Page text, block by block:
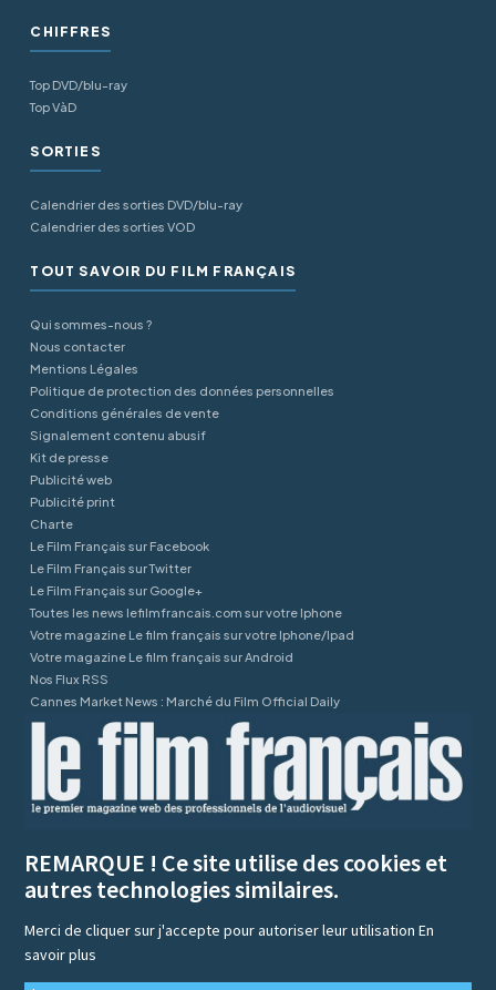
CHIFFRES
Top DVD/blu-ray
Top VàD
SORTIES
Calendrier des sorties DVD/blu-ray
Calendrier des sorties VOD
TOUT SAVOIR DU FILM FRANÇAIS
Qui sommes-nous ?
Nous contacter
Mentions Légales
Politique de protection des données personnelles
Conditions générales de vente
Signalement contenu abusif
Kit de presse
Publicité web
Publicité print
Charte
Le Film Français sur Facebook
Le Film Français sur Twitter
Le Film Français sur Google+
Toutes les news lefilmfrancais.com sur votre Iphone
Votre magazine Le film français sur votre Iphone/Ipad
Votre magazine Le film français sur Android
Nos Flux RSS
Cannes Market News : Marché du Film Official Daily
REMARQUE ! Ce site utilise des cookies et
autres technologies similaires.
Merci de cliquer sur j'accepte pour autoriser leur utilisationEn
savoir plus